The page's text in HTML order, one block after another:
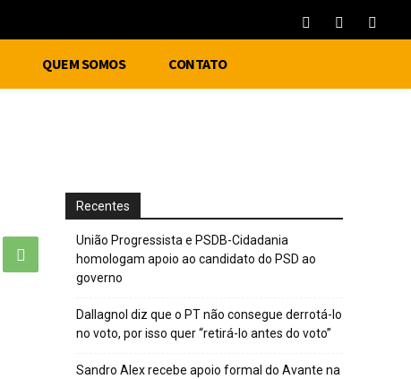
QUEM SOMOS CONTATO
Recentes
União Progressista e PSDB-Cidadania
homologam apoio ao candidato do PSD ao
governo
Dallagnol diz que o PT não consegue derrotá-lo
no voto, por isso quer “retirá-lo antes do voto”
Sandro Alex recebe apoio formal do Avante na